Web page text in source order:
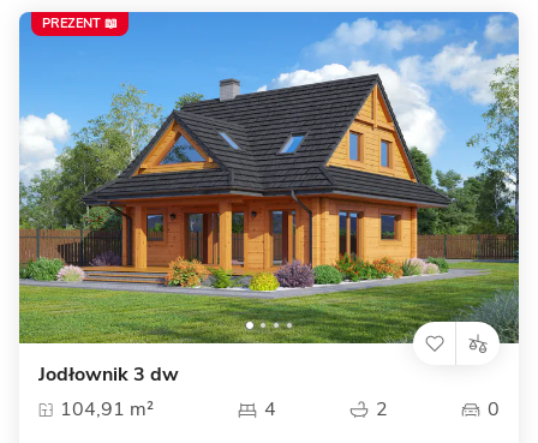
Jodłownik 3 dw
104,91 m²
4 2 0
PREZENT 📖